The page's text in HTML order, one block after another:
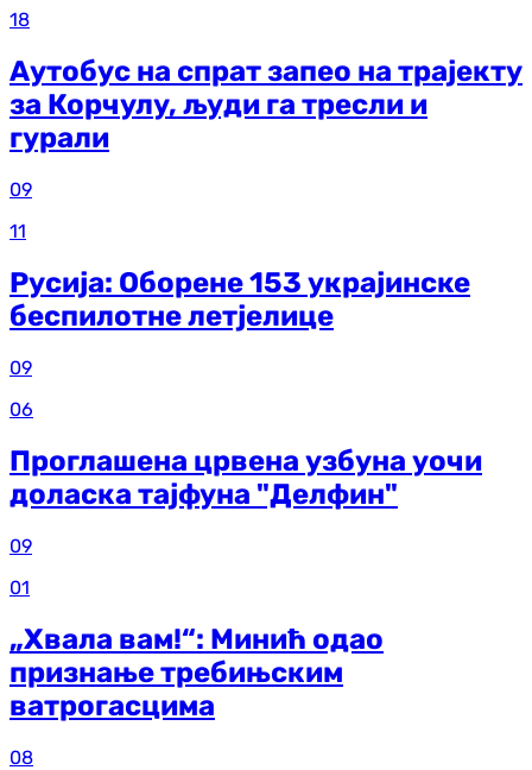
18
Аутобус на спрат запео на трајекту
за Корчулу, људи га тресли и
гурали
09
11
Русија: Оборене 153 украјинске
беспилотне летјелице
09
06
Проглашена црвена узбуна уочи
доласка тајфуна "Делфин"
09
01
„Хвала вам!“: Минић одао
признање требињским
ватрогасцима
08